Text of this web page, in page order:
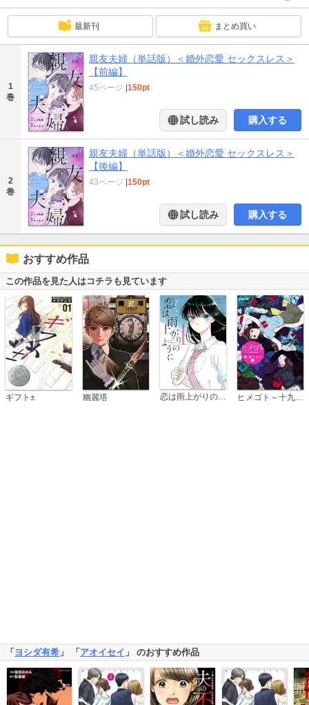
最新刊 まとめ買い
1
巻
親友夫婦（単話版）＜婚外恋愛 セックスレス＞
【前編】
45ページ 150pt
試し読み 購入する
2
巻
親友夫婦（単話版）＜婚外恋愛 セックスレス＞
【後編】
43ページ 150pt
試し読み 購入する
おすすめ作品
この作品を見た人はコチラも見ています
ギフト± 幽麗塔 恋は雨上がりのように
「 ヨシダ有希 」 「 アオイセイ 」 のおすすめ作品